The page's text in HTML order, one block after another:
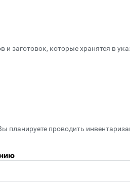
которые хранятся в
проводить